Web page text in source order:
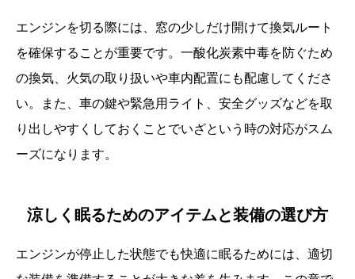
エンジンを切る際には、窓の少しだけ開けて換気ルート
を確保することが重要です。一酸化炭素中毒を防ぐため
の換気、火気の取り扱いや車内配置にも配慮してくださ
い。また、車の鍵や緊急用ライト、安全グッズなどを取
り出しやすくしておくことでいざという時の対応がスム
ーズになります。
涼しく眠るためのアイテムと装備の選び方
エンジンが停止した状態でも快適に眠るためには、適切